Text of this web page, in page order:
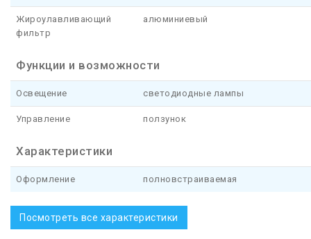
Жироулавливающий
фильтр
алюминиевый
Функции и возможности
Освещение светодиодные лампы
Управление ползунок
Характеристики
Оформление полновстраиваемая
Посмотреть все характеристики